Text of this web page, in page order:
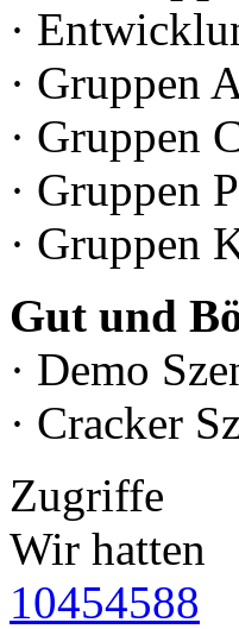
·
· Gruppen
· Gruppen
· Gruppen
· Gruppen
Gut und
· Demo
· Cracker
Zugriffe
Wir hatten
10454588